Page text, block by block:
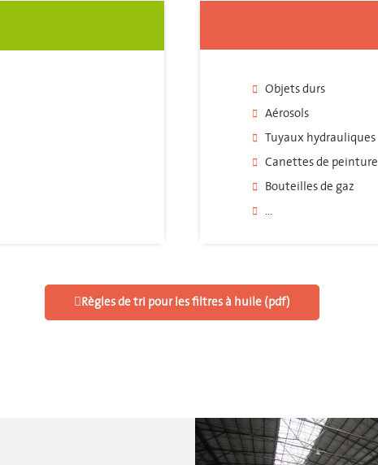
Objets durs
Aérosols
Tuyaux hydrauliques
Canettes de peinture
Bouteilles de gaz
...
Règles de tri pour les filtres à huile (pdf)